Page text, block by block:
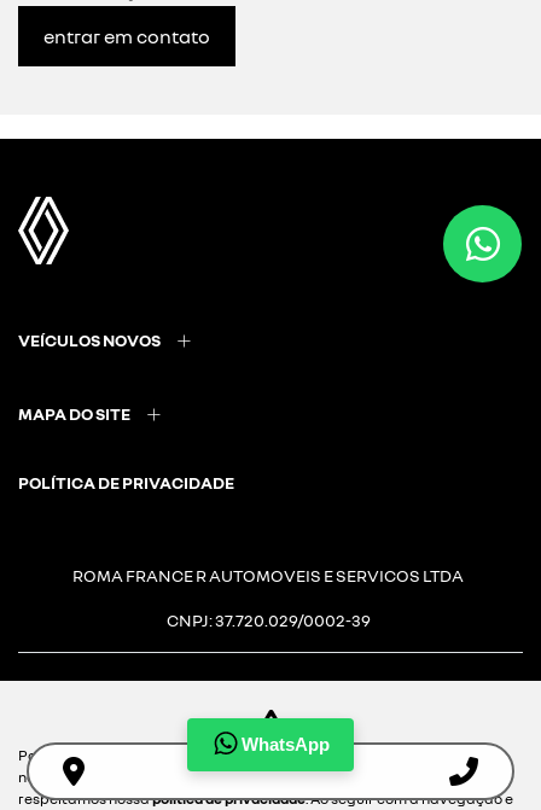
WhatsApp
entrar em contato
VEÍCULOS NOVOS
MAPA DO SITE
POLÍTICA DE PRIVACIDADE
ROMA FRANCE R AUTOMOVEIS E SERVICOS LTDA
CNPJ: 37.720.029/0002-39
Desacelere. Seu bem maior é
a vida.
Para otimizar sua experiência durante a navegação, fazemos uso de
nossa política de cookies e para proteger seus dados pessoais
respeitamos nossapolítica de privacidade. Ao seguir com a navegação e